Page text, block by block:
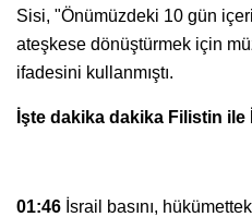
Sisi, "Önümüzdeki 10 gün
ateşkese dönüştürmek için
ifadesini kullanmıştı.
İşte dakika dakika Filistin ile
01:46 İsrail basını,